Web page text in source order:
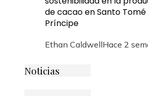
de cacao en Santo Tomé
Príncipe
Ethan CaldwellHace 2
Noticias